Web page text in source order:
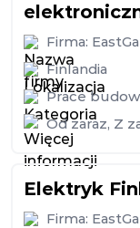
Firma:
Finlandia
Prace
Od zaraz, Z
Elektryk
Firma: